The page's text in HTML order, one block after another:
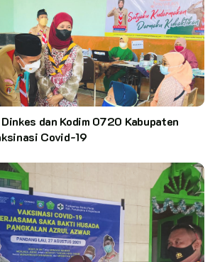
dan Kodim 0720 Kabupaten
Covid-19